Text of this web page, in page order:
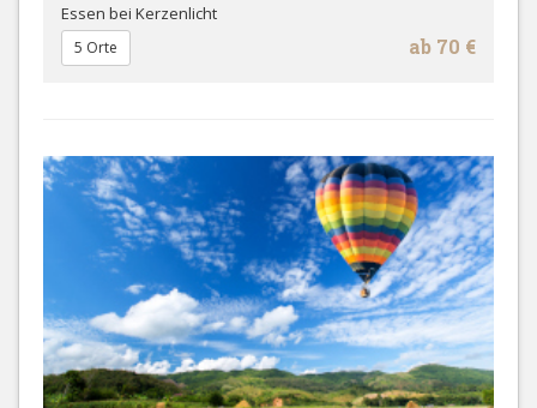
Essen bei Kerzenlicht
ab 70 €
5 Orte